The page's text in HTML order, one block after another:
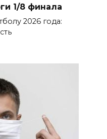
1/8 финала
2026 года: